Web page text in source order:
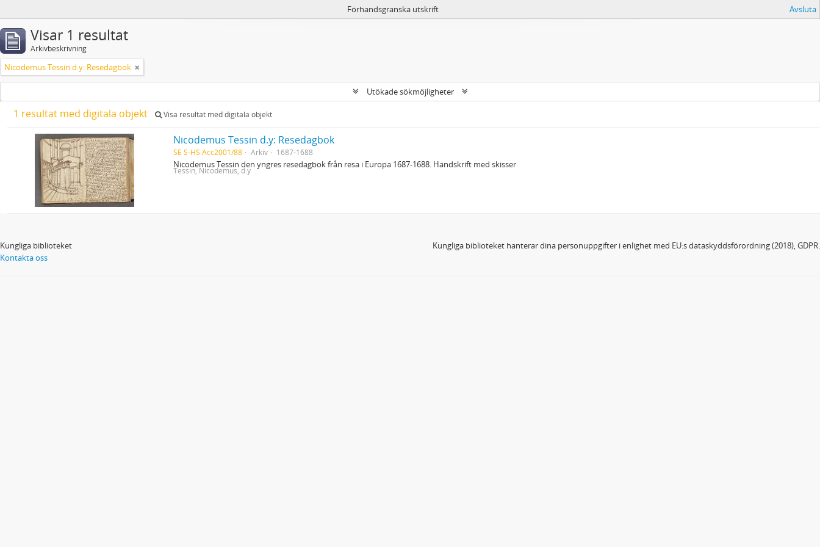
Förhandsgranska utskrift Avsluta
Visar 1 resultat
Arkivbeskrivning
Nicodemus Tessin d.y: Resedagbok
Utökade sökmöjligheter
1 resultat med digitala objekt Visa resultat med digitala objekt
Nicodemus Tessin d.y: Resedagbok
SE S-HS Acc2001/88 Arkiv 1687-1688
Nicodemus Tessin den yngres resedagbok från resa i Europa 1687-1688. Handskrift med skisser
Tessin, Nicodemus, d.y
Kungliga biblioteket
Kontakta oss
Kungliga biblioteket hanterar dina personuppgifter i enlighet med EU:s dataskyddsförordning (2018), GDPR.